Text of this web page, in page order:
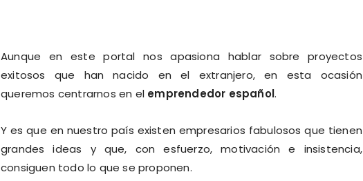
Aunque en este portal nos apasiona hablar sobre proyectos
exitosos que han nacido en el extranjero, en esta ocasión
queremos centrarnos en el emprendedor español.
Y es que en nuestro país existen empresarios fabulosos que tienen
grandes ideas y que, con esfuerzo, motivación e insistencia,
consiguen todo lo que se proponen.